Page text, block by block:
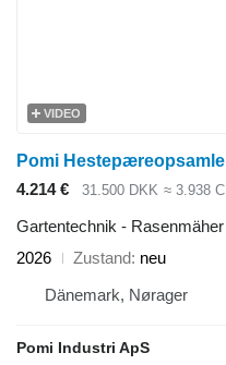
VIDEO
Pomi
4.214 €
31.500 DKK ≈ 3.938
Gartentechnik - Rasenmäher
2026
Zustand neu
Dänemark, Nørager
Pomi Industri ApS